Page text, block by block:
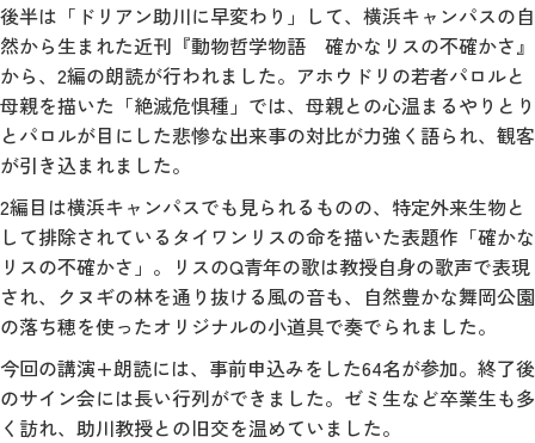
後半は「ドリアン助川に早変わり」して、横浜キャンパスの自
然から生まれた近刊『動物哲学物語 確かなリスの不確かさ』
から、2編の朗読が行われました。アホウドリの若者パロルと
母親を描いた「絶滅危惧種」では、母親との心温まるやりとり
とパロルが目にした悲惨な出来事の対比が力強く語られ、観客
が引き込まれました。
2編目は横浜キャンパスでも見られるものの、特定外来生物と
して排除されているタイワンリスの命を描いた表題作「確かな
リスの不確かさ」。リスのQ青年の歌は教授自身の歌声で表現
され、クヌギの林を通り抜ける風の音も、自然豊かな舞岡公園
の落ち穂を使ったオリジナルの小道具で奏でられました。
今回の講演+朗読には、事前申込みをした64名が参加。終了後
のサイン会には長い行列ができました。ゼミ生など卒業生も多
く訪れ、助川教授との旧交を温めていました。